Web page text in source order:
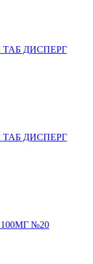
ДИСПЕРГ
ДИСПЕРГ
№20